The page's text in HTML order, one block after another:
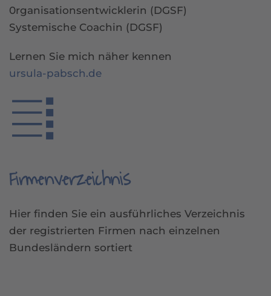
0rganisationsentwicklerin (DGSF)
Systemische Coachin (DGSF)
Lernen Sie mich näher kennen
ursula-pabsch.de
Firmenverzeichnis
Hier finden Sie ein ausführliches Verzeichnis
der registrierten Firmen nach einzelnen
Bundesländern sortiert